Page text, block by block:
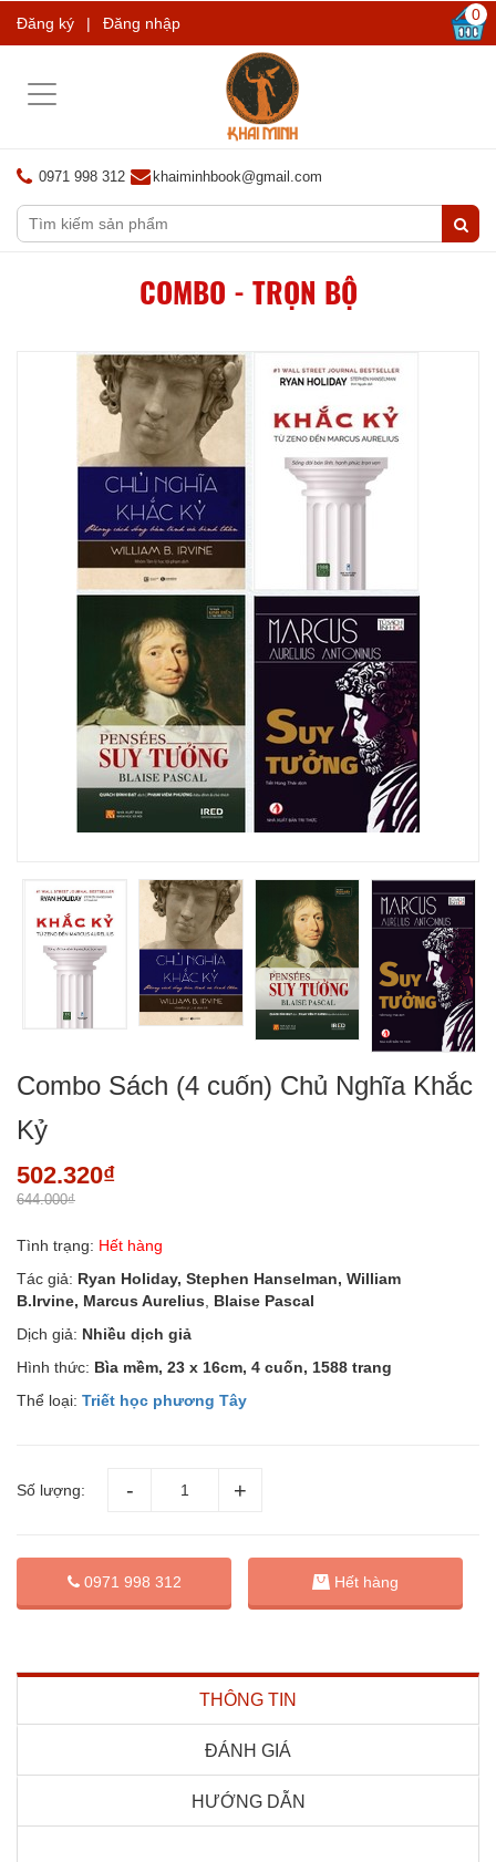
Đăng ký | Đăng nhập 0
Toggle
0971 998 312 khaiminhbook@gmail.com
COMBO - TRỌN BỘ
Combo Sách (4 cuốn) Chủ Nghĩa Khắc
Kỷ
502.320₫
644.000₫
Tình trạng: Hết hàng
Tác giả: Ryan Holiday, Stephen Hanselman, William
B.Irvine, Marcus Aurelius
Blaise Pascal
Dịch giả: Nhiều dịch giả
Hình thức: Bìa mềm, 23 x 16cm, 4 cuốn, 1588 trang
Thể loại: Triết học phương Tây
Số lượng:
0971 998 312 Hết hàng
THÔNG TIN
ĐÁNH GIÁ
HƯỚNG DẪN